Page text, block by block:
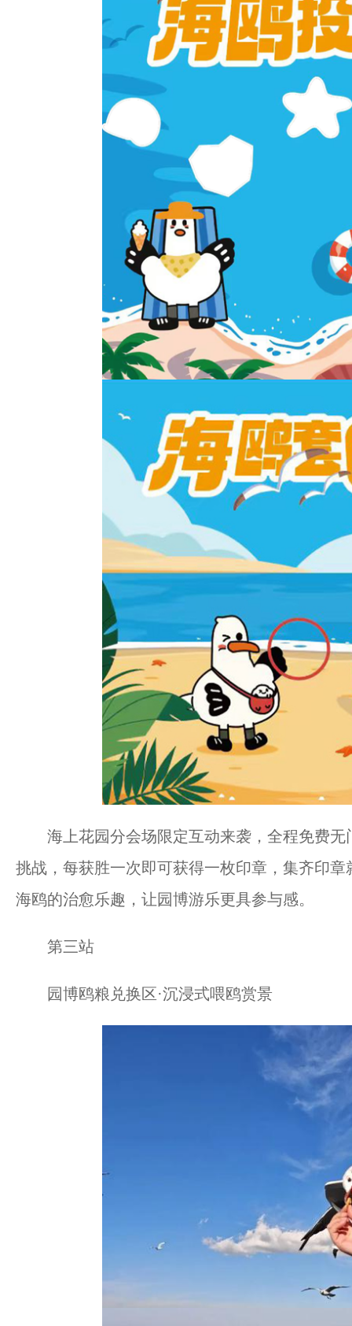
海上花园分会场限定互动来袭，全程免费无
挑战，每获胜一次即可获得一枚印章，集齐印章
海鸥的治愈乐趣，让园博游乐更具参与感。
第三站
园博鸥粮兑换区·沉浸式喂鸥赏景